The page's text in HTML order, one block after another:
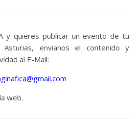
y quieres publicar un evento de tu
envianos el contenido y
al E-Mail:
web.